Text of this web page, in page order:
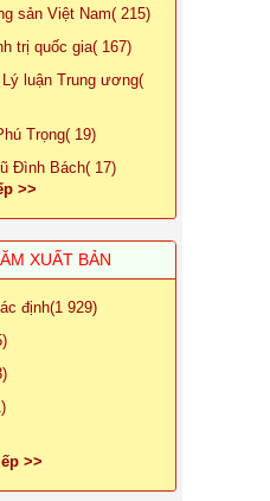
sản Việt Nam( 215)
trị quốc gia( 167)
Lý luận Trung ương(
Trọng( 19)
Đình Bách( 17)
>>
XUẤT BẢN
định(1 929)
>>